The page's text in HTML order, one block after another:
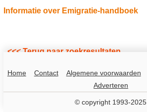
Informatie over Emigratie-handboek
<<< Terug naar zoekresultaten
Home Contact
Algemene voorwaarden
Adverteren
© copyright 1993-2025